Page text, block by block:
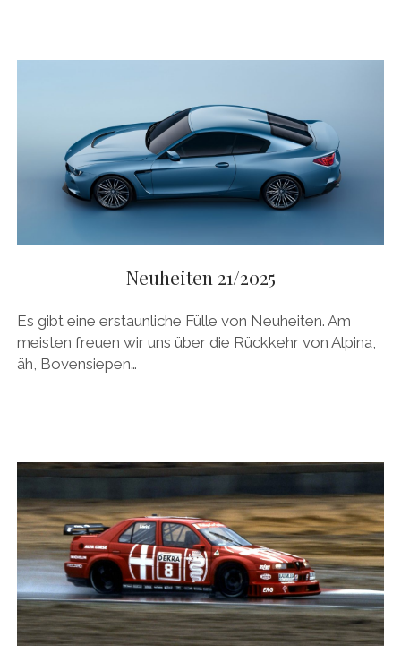
Neuheiten 21/2025
Es gibt eine erstaunliche Fülle von Neuheiten. Am
meisten freuen wir uns über die Rückkehr von Alpina,
äh, Bovensiepen…